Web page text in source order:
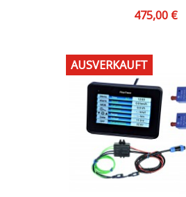
Preis
475,00 €
AUSVERKAUFT